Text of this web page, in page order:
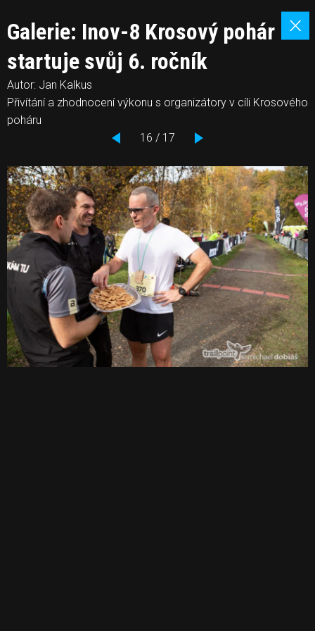
Galerie: Inov-8 Krosový pohár
startuje svůj 6. ročník
Autor: Jan Kalkus
Přivítání a zhodnocení výkonu s organizátory v cíli Krosového
poháru
16 / 17